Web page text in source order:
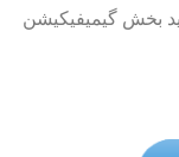
بخش گیمیفیکیشن